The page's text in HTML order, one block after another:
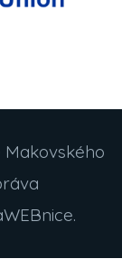
Makovského